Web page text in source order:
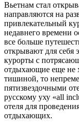
Вьетнам стал
направляются на
привлекательный
недавнего времени
все больше
открывают для себя
курорты с
отдыхающие еще не
тишиной, то
пятизвездочными
русскому уху «all
отеля для
отдыхающих.